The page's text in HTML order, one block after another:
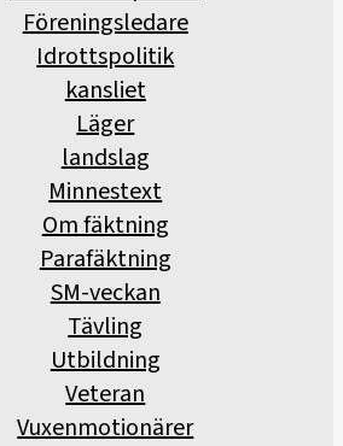
Föreningsledare
Idrottspolitik
kansliet
Läger
landslag
Minnestext
Om fäktning
Parafäktning
SM-veckan
Tävling
Utbildning
Veteran
Vuxenmotionärer